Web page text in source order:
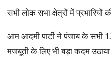
सभी लोक सभा क्षेत्रों में प्रभारियों
आम आदमी पार्टी ने पंजाब के सभी
मजबूती के लिए भी बड़ा कदम